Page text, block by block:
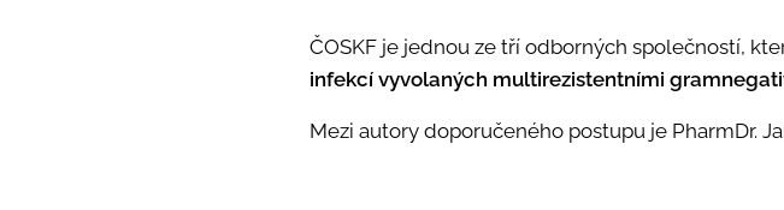
ČOSKF je jednou ze tří odborných společností,
infekcí vyvolaných multirezistentními
Mezi autory doporučeného postupu je PharmDr.